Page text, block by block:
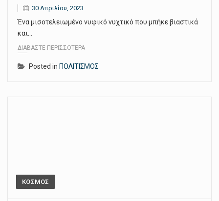
30 Απριλίου, 2023
Ένα μισοτελειωμένο νυφικό νυχτικό που μπήκε βιαστικά
και…
ΔΙΑΒΆΣΤΕ ΠΕΡΙΣΣΌΤΕΡΑ
Posted in ΠΟΛΙΤΙΣΜΟΣ
ΚΟΣΜΟΣ